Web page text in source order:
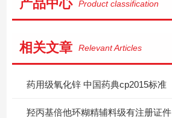
产品中心 Product classification
相关文章 Relevant Articles
药用级氧化锌 中国药典cp2015标准
羟丙基倍他环糊精辅料级有注册证件